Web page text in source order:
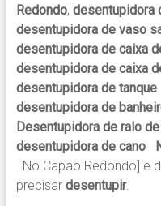
Redondo, desentupidora
desentupidora de vaso
desentupidora de caixa
desentupidora de caixa
desentupidora de
desentupidora de
Desentupidora de ralo
desentupidora de cano
No Capão Redondo] e
precisar desentupir.